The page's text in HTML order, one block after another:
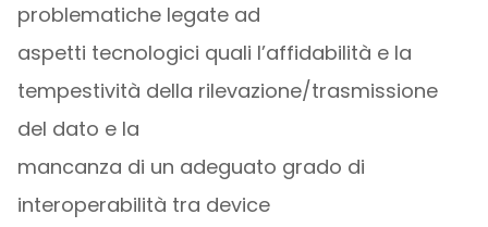
problematiche legate ad
aspetti tecnologici quali l’affidabilità e la
tempestività della rilevazione/trasmissione
del dato e la
mancanza di un adeguato grado di
interoperabilità tra device